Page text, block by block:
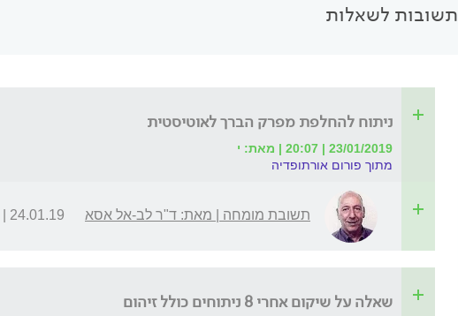
תשובות לשאלות
ניתוח להחלפת מפרק הברך לאוטיסטית
23/01/2019 | 20:07 | מאת: י
מתוך פורום אורתופדיה
תשובת מומחה | מאת: ד"ר לב-אל אסא 24.01.19 | 13:58
שאלה על שיקום אחרי 8 ניתוחים כולל זיהום